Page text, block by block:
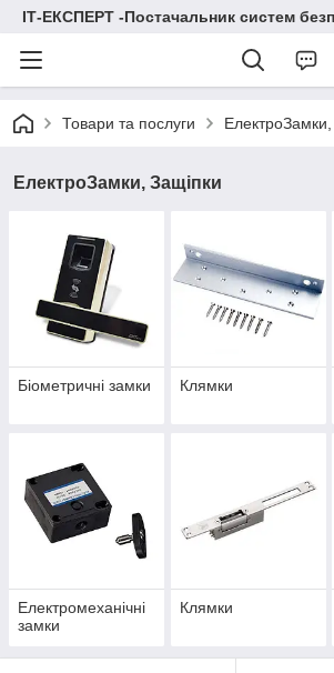
ІТ-ЕКСПЕРТ -Постачальник систем
Товари та послуги
ЕлектроЗамки, Защіпки
Біометричні замки Клямки
Електромеханічні
замки
Клямки